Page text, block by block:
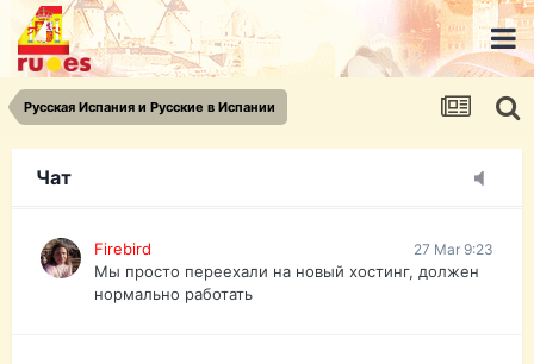
Русская Испания и Русские в Испании
Чат
urist.dokument@gmail.com
https://pasport-ua.com/
Телеграмм @uristpassua
Firebird
Друзья - из России без VPN сайт и форум
Firebird 27 Mar 9:23
Мы просто переехали на новый хостинг, должен
нормально работать